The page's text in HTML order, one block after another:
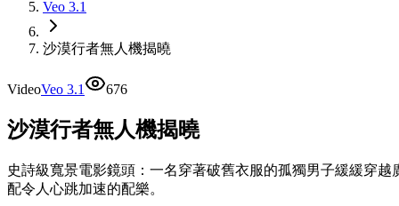
Veo 3.1
沙漠行者無人機揭曉
VideoVeo 3.1 676
沙漠行者無人機揭曉
史詩級寬景電影鏡頭：一名穿著破舊衣服的孤獨男子緩緩穿
配令人心跳加速的配樂。